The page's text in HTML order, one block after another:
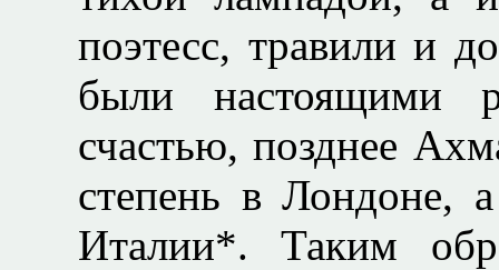
поэтесс, травили и
были настоящими
счастью, позднее
степень в Лондоне,
Италии*. Таким